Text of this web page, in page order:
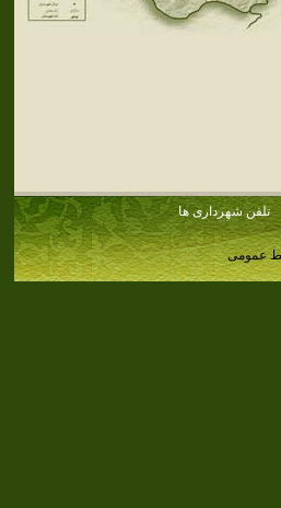
تلفن شهرداری ها
عمومی